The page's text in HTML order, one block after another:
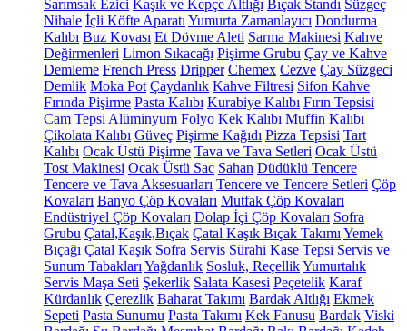
Sarımsak Ezici Kaşık ve Kepçe Altlığı Bıçak Standı Süzgeç
Nihale İçli Köfte Aparatı Yumurta Zamanlayıcı Dondurma
Kalıbı Buz Kovası Et Dövme Aleti Sarma Makinesi Kahve
Değirmenleri Limon Sıkacağı Pişirme Grubu Çay ve Kahve
Demleme French Press Dripper Chemex Cezve Çay Süzgeci
Demlik Moka Pot Çaydanlık Kahve Filtresi Sifon Kahve
Fırında Pişirme Pasta Kalıbı Kurabiye Kalıbı Fırın Tepsisi
Cam Tepsi Alüminyum Folyo Kek Kalıbı Muffin Kalıbı
Çikolata Kalıbı Güveç Pişirme Kağıdı Pizza Tepsisi Tart
Kalıbı Ocak Üstü Pişirme Tava ve Tava Setleri Ocak Üstü
Tost Makinesi Ocak Üstü Sac Sahan Düdüklü Tencere
Tencere ve Tava Aksesuarları Tencere ve Tencere Setleri Çöp
Kovaları Banyo Çöp Kovaları Mutfak Çöp Kovaları
Endüstriyel Çöp Kovaları Dolap İçi Çöp Kovaları Sofra
Grubu Çatal,Kaşık,Bıçak Çatal Kaşık Bıçak Takımı Yemek
Bıçağı Çatal Kaşık Sofra Servis Sürahi Kase Tepsi Servis ve
Sunum Tabakları Yağdanlık Sosluk, ReçellikYumurtalık
Servis Maşa Seti Şekerlik Salata Kasesi Peçetelik Karaf
Kürdanlık Çerezlik Baharat Takımı Bardak Altlığı Ekmek
Sepeti Pasta Sunumu Pasta Takımı Kek Fanusu Bardak Viski